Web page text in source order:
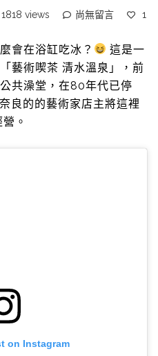
1818 views 尚無留言 1
會在浴缸吃冰？
這是一
藝術喫茶 清水溫泉」，前
共澡堂，在80年代已停
良的的藝術家店主將這裡
。
on Instagram